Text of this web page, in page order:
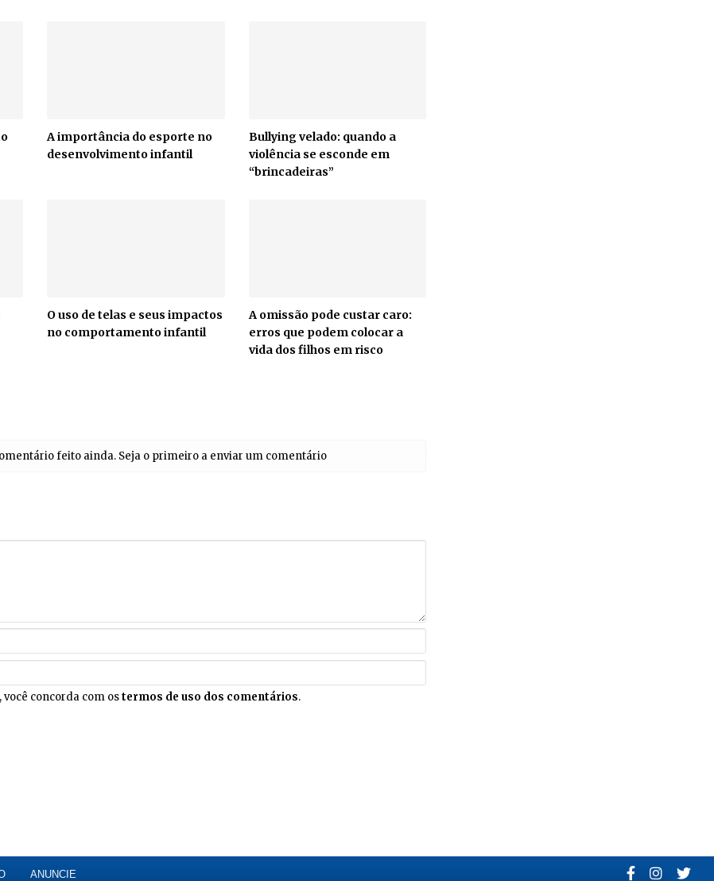
A importância do esporte no
desenvolvimento infantil
Bullying velado: quando a
violência se esconde em
“brincadeiras”
O uso de telas e seus impactos
no comportamento infantil
A omissão pode custar caro:
erros que podem colocar a
vida dos filhos em risco
feito ainda. Seja o primeiro a enviar um comentário
concorda com ostermos de uso dos comentários.
ANUNCIE